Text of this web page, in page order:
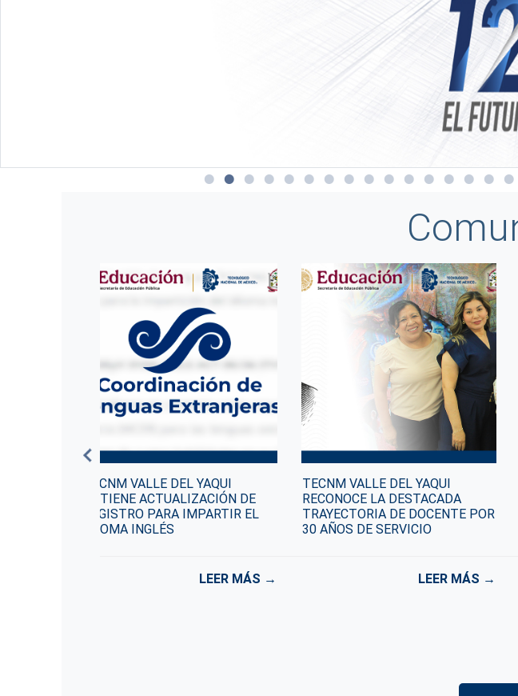
TECNM VALLE DEL YAQUI
OBTIENE ACTUALIZACIÓN DE
REGISTRO PARA IMPARTIR EL
IDIOMA INGLÉS
LEER MÁS →
TECNM VALLE DEL YAQUI
RECONOCE LA DESTACADA
TRAYECTORIA DE DOCENTE POR
30 AÑOS DE SERVICIO
LEER MÁS →